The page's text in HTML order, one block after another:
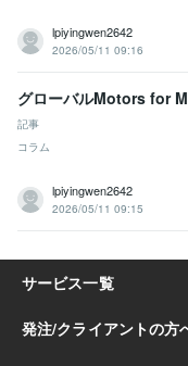
lpiyingwen2642
2026/05/11 09:16
グローバルMotors for
記事
コラム
lpiyingwen2642
2026/05/11 09:15